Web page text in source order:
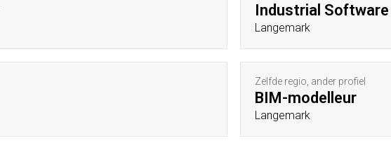
Industrial Software
Langemark
Zelfde regio, ander profiel
BIM-modelleur
Langemark